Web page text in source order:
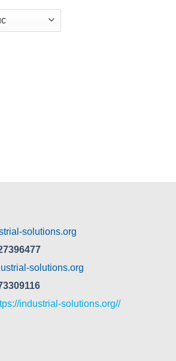
solutions.org
solutions.org
industrial-solutions.org//